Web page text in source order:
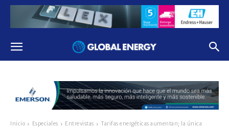
Inicio Especiales Entrevistas
Tarifas energéticas aumentan; la única